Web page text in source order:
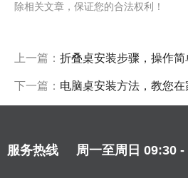
除相关文章，保证您的合法权利！
上一篇： 折叠桌安装步骤，操作简
下一篇： 电脑桌安装方法，教您在
服务热线 周一至周日 09:30 -